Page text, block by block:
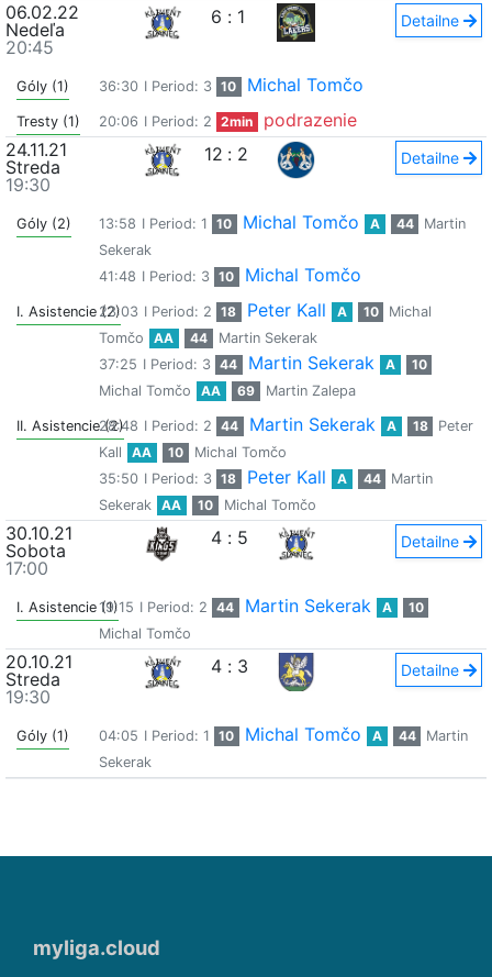
06.02.22
Nedeľa
20:45
6 : 1 Detailne
Góly (1) 36:30 I Period: 3 10 Michal Tomčo
Tresty (1) 20:06 I Period: 2 2min
podrazenie
24.11.21
Streda
19:30
12 : 2 Detailne
Góly (2) 13:58 I Period: 1 10 Michal Tomčo A 44
Martin
Sekerak
41:48 I Period: 3 10 Michal Tomčo
I. Asistencie (2)23:03 I Period: 2 18 Peter Kall A 10
Michal
Tomčo
AA 44
Martin Sekerak
37:25 I Period: 3 44 Martin Sekerak A
10
Michal Tomčo
AA 69 Martin Zalepa
II. Asistencie (2)
28:48 I Period: 2 44 Martin Sekerak A 18
Peter
Kall
AA 10
Michal Tomčo
35:50 I Period: 3 18 Peter Kall A 44
Martin
Sekerak
AA 10 Michal Tomčo
30.10.21
Sobota
17:00
4 : 5 Detailne
I. Asistencie (1)19:15 I Period: 2 44 Martin Sekerak A
10
Michal Tomčo
20.10.21
Streda
19:30
4 : 3 Detailne
Góly (1) 04:05 I Period: 1 10 Michal Tomčo A 44
Martin
Sekerak
myliga.cloud